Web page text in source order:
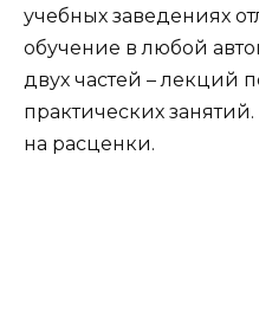
учебных заведениях
обучение в любой
двух частей – лекций
практических
на расценки.